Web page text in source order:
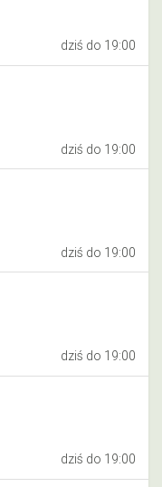
dziś do 19:00
dziś do 19:00
dziś do 19:00
dziś do 19:00
dziś do 19:00